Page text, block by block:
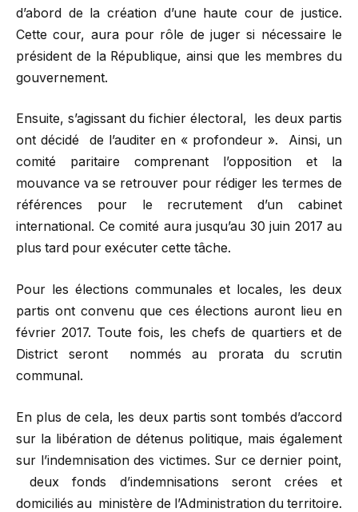
d’abord de la création d’une haute cour de justice.
Cette cour, aura pour rôle de juger si nécessaire le
président de la République, ainsi que les membres du
gouvernement.
Ensuite, s’agissant du fichier électoral, les deux partis
ont décidé de l’auditer en « profondeur ». Ainsi, un
comité paritaire comprenant l’opposition et la
mouvance va se retrouver pour rédiger les termes de
références pour le recrutement d’un cabinet
international. Ce comité aura jusqu’au 30 juin 2017 au
plus tard pour exécuter cette tâche.
Pour les élections communales et locales, les deux
partis ont convenu que ces élections auront lieu en
février 2017. Toute fois, les chefs de quartiers et de
District seront nommés au prorata du scrutin
communal.
En plus de cela, les deux partis sont tombés d’accord
sur la libération de détenus politique, mais également
sur l’indemnisation des victimes. Sur ce dernier point,
deux fonds d’indemnisations seront crées et
domiciliés au ministère de l’Administration du territoire.